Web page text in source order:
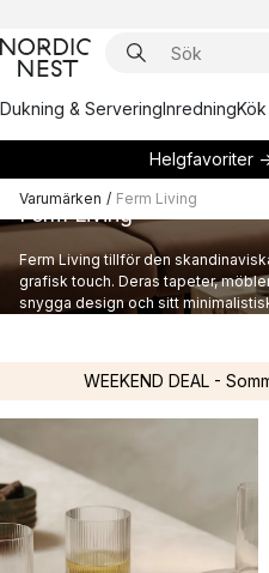
Dukning & ServeringInredning
Helgfavoriter
Varumärken / Ferm Living
Ferm Living
Ferm Living tillför den
grafisk touch. Deras tapeter,
snygga design och sitt
WEEKEND DEAL -